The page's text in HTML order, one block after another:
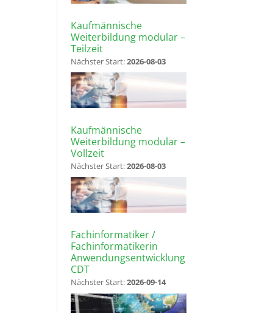
Kaufmännische
Weiterbildung modular –
Teilzeit
Nächster Start:2026-08-03
Kaufmännische
Weiterbildung modular –
Vollzeit
Nächster Start:2026-08-03
Fachinformatiker /
Fachinformatikerin
Anwendungsentwicklung
CDT
Nächster Start:2026-09-14